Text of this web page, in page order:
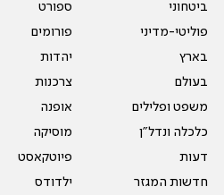
ביטחוני
פוליטי-מדיני
בארץ
בעולם
משפט ופלילים
כלכלה ונדל"ן
דעות
חדשות המגזר
ספורט
פורומים
יהדות
צרכנות
אופנה
מוסיקה
פיוטקאסט
ילדודס